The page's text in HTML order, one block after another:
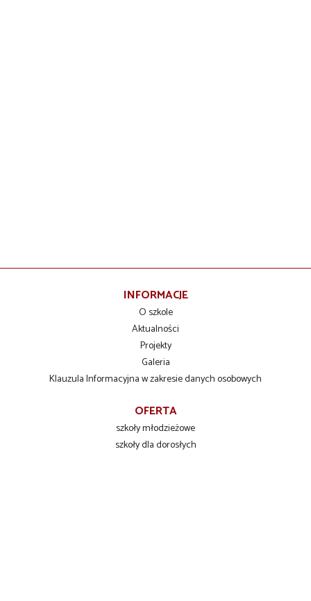
INFORMACJE
O szkole
Aktualności
Projekty
Galeria
Klauzula Informacyjna w zakresie danych osobowych
OFERTA
szkoły młodzieżowe
szkoły dla dorosłych